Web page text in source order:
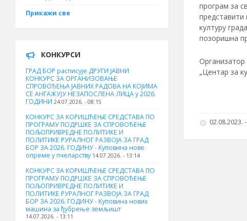
програм за
културу
позоришна
Организатор
„Центар за
02.08.2023.
Прикажи све
КОНКУРСИ
ГРАД БОР расписује ДРУГИ ЈАВНИ
КОНКУРС ЗА ОРГАНИЗОВАЊЕ
СПРОВОЂЕЊА ЈАВНИХ РАДОВА НА КОЈИМА
СЕ АНГАЖУЈУ НЕЗАПОСЛЕНА ЛИЦА у 2026.
ГОДИНИ 24.07.2026. - 08:15
КОНКУРС ЗА КОРИШЋЕЊЕ СРЕДСТАВА ПО
ПРОГРАМУ ПОДРШКЕ ЗА СПРОВОЂЕЊЕ
ПОЉОПРИВРЕДНЕ ПОЛИТИКЕ И
ПОЛИТИКЕ РУРАЛНОГ РАЗВОЈА ЗА ГРАД
БОР ЗА 2026. ГОДИНУ - Куповина нове
опреме у пчеларству 14.07.2026. - 13:14
КОНКУРС ЗА КОРИШЋЕЊЕ СРЕДСТАВА ПО
ПРОГРАМУ ПОДРШКЕ ЗА СПРОВОЂЕЊЕ
ПОЉОПРИВРЕДНЕ ПОЛИТИКЕ И
ПОЛИТИКЕ РУРАЛНОГ РАЗВОЈА ЗА ГРАД
БОР ЗА 2026. ГОДИНУ - Куповина нових
машина за ђубрење земљишт
14.07.2026. - 13:11